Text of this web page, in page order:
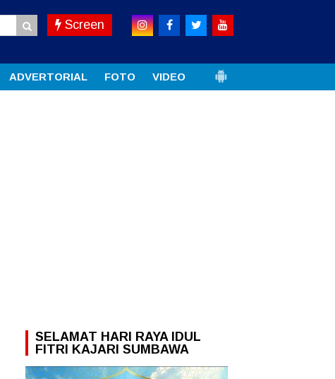
Screen
ADVERTORIAL FOTO VIDEO
SELAMAT HARI RAYA IDUL
FITRI KAJARI SUMBAWA